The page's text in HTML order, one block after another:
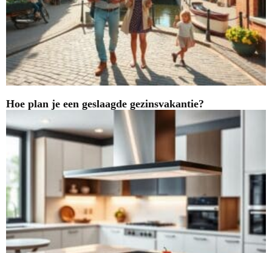
Hoe plan je een geslaagde gezinsvakantie?